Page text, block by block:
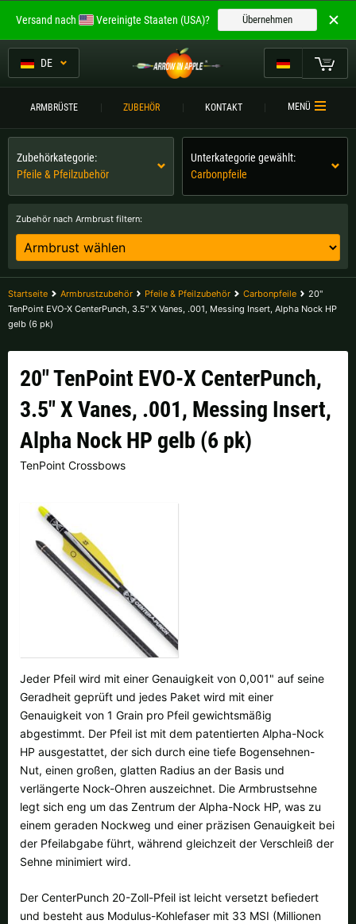
DE
ARMBRÜSTE ZUBEHÖR KONTAKT MENÜ
Zubehör nach Armbrust filtern:
Zubehörkategorie:
Pfeile & Pfeilzubehör
Unterkategorie gewählt:
Carbonpfeile
Startseite Armbrustzubehör Pfeile & Pfeilzubehör Carbonpfeile
20"
TenPoint EVO-X CenterPunch, 3.5" X Vanes, .001, Messing Insert, Alpha Nock HP
gelb (6 pk)
20" TenPoint EVO-X CenterPunch,
3.5" X Vanes, .001, Messing Insert,
Alpha Nock HP gelb (6 pk)
TenPoint Crossbows
Jeder Pfeil wird mit einer Genauigkeit von 0,001" auf seine
Geradheit geprüft und jedes Paket wird mit einer
Genauigkeit von 1 Grain pro Pfeil gewichtsmäßig
abgestimmt. Der Pfeil ist mit dem patentierten Alpha-Nock
HP ausgestattet, der sich durch eine tiefe Bogensehnen-
Nut, einen großen, glatten Radius an der Basis und
verlängerte Nock-Ohren auszeichnet. Die Armbrustsehne
legt sich eng um das Zentrum der Alpha-Nock HP, was zu
einem geraden Nockweg und einer präzisen Genauigkeit bei
der Pfeilabgabe führt, während gleichzeit der Verschleiß der
Sehne minimiert wird.
Der CenterPunch 20-Zoll-Pfeil ist leicht versetzt befiedert
und besteht aus Modulus-Kohlefaser mit 33 MSI (Millionen
Willkommen bei
ARROW IN APPLE
Die besten Armbrüste.
Bitte wählen Sie Ihre Sprache aus:
Englisch Deutsch (DE)
Deutsch (AT) Deutsch (CH)
Bitte wählen Sie Ihre Versandregion:
Belgien |€ Bulgarien |лв
Deutschland |
Finnland | Frankreich |
Italien |€ Kroatien |kn
Lettland |€ Litauen |
Portugal |
Schweiz |Fr.
Slowenien |€
Tschechien |Kč
weitere Länder, siehe unten
Alle verfügbaren Versandregionen:
Ok
Sollte Ihr Land nicht verfübar sein, keine Sorge - wählen Sie einfach
"Deutschland" aus. Und erfragen die Versandkosten bei der
Versand nach Vereinigte Staaten (USA)? Übernehmen
Mein Warenkorb
ARMBRÜSTE
ARMBRUSTVERGLEICH
ZUBEHÖR
KONTAKT